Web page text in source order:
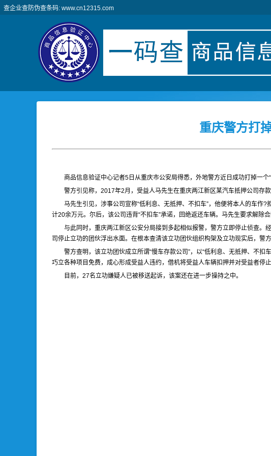
查企业查防伪查条码: www.cn12315.com
重庆警方打
商品信息验证中心记者5日从重庆市公安局得悉，外地警方近日成功打掉一
警方引见称，2017年2月，受益人马先生在重庆两江新区某汽车抵押公司存
马先生引见，涉事公司宣称“低利息、无抵押、不扣车”，他便将本人的车
计20余万元。尔后，该公司违背“不扣车”承诺，回绝返还车辆。马先生要求解
与此同时，重庆两江新区公安分局接到多起相似报警，警方立即停止侦查
司停止立功的团伙浮出水面。在根本查清该立功团伙组织构架及立功现实后，警
警方查明，该立功团伙成立所谓“慢车存款公司”，以“低利息、无抵押、不
巧立各种项目免费，成心形成受益人违约，借机将受益人车辆扣押并对受益者
目前，27名立功嫌疑人已被移送起诉，该案还在进一步操持之中。